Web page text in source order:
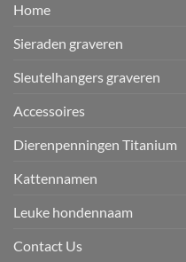
Home
Sieraden graveren
Sleutelhangers graveren
Accessoires
Dierenpenningen Titanium
Kattennamen
Leuke hondennaam
Contact Us